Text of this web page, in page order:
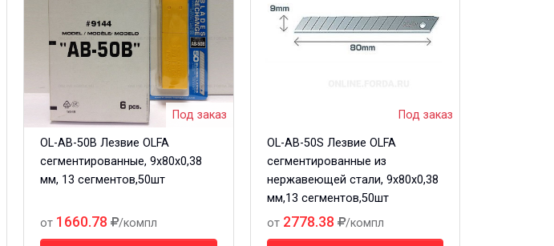
Под заказ
OL-AB-50B Лезвие OLFA
сегментированные, 9х80х0,38
мм, 13 сегментов,50шт
от 1660.78 /компл
Под заказ
OL-AB-50S Лезвие OLFA
сегментированные из
нержавеющей стали, 9х80х0,38
мм,13 сегментов,50шт
от 2778.38 /компл